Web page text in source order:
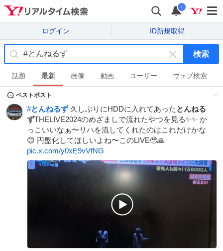
i
ログイン ID新規取得
キ
ー
ワ
ド
を
消
検索
話題 最新 画像 動画 ユーザー ウェブ検索
ベストポスト
#とんねるず 久しぶりにHDDに入れてあった とんねる
ずTHELIVE2024のめざましで流れたやつを見る✨✨ か
っこいいなぁ〜リハを流してくれたのはこれだけかな
😊 円盤化してほしいよね〜このLIVE🥹🙏
pic.x.com/y0xE9vVfNG